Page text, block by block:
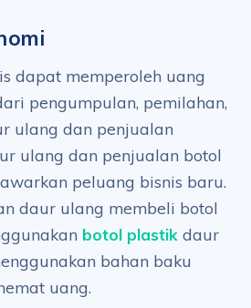
dapat memperoleh uang
pengumpulan, pemilahan,
ulang dan penjualan
ulang dan penjualan botol
peluang bisnis baru.
daur ulang membeli botol
botol plastik daur
bahan baku
uang.